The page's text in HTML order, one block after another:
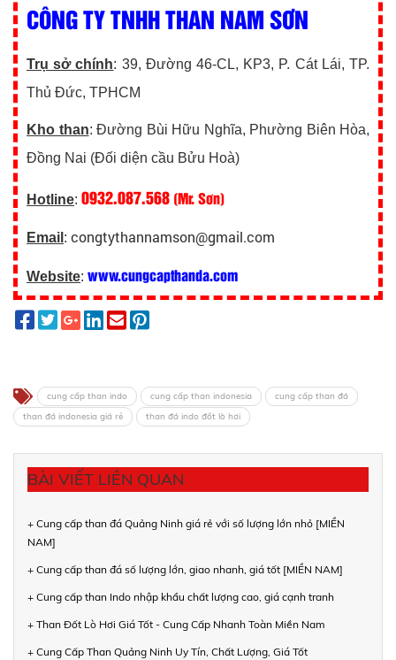
CÔNG TY TNHH THAN NAM SƠN
Trụ sở chính: 39, Đường 46-CL, KP3, P. Cát Lái, TP.
Thủ Đức, TPHCM
Kho than: Đường Bùi Hữu Nghĩa, Phường Biên Hòa,
Đồng Nai (Đối diện cầu Bửu Hoà)
Hotline: 0932.087.568 (Mr. Sơn)
Email : congtythannamson@gmail.com
Website: www.cungcapthanda.com
cung cấp than indo cung cấp than indonesia
cung cấp than đá
than đá indonesia giá rẻ
than đá indo đốt lò hơi
BÀI VIẾT LIÊN QUAN
+ Cung cấp than đá Quảng Ninh giá rẻ với số lượng lớn nhỏ [MIỀN
NAM]
+ Cung cấp than đá số lượng lớn, giao nhanh, giá tốt [MIỀN NAM]
+ Cung cấp than Indo nhập khẩu chất lượng cao, giá cạnh tranh
+ Than Đốt Lò Hơi Giá Tốt - Cung Cấp Nhanh Toàn Miền Nam
+ Cung Cấp Than Quảng Ninh Uy Tín, Chất Lượng, Giá Tốt